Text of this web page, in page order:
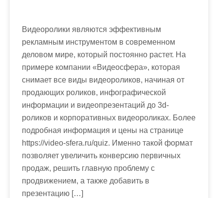
Видеоролики являются эффективным
рекламным инструментом в современном
деловом мире, который постоянно растет. На
примере компании «Видеосфера», которая
снимает все виды видеороликов, начиная от
продающих роликов, инфографической
информации и видеопрезентаций до 3d-
роликов и корпоративных видеороликах. Более
подробная информация и цены на странице
https://video-sfera.ru/quiz. Именно такой формат
позволяет увеличить конверсию первичных
продаж, решить главную проблему с
продвижением, а также добавить в
презентацию […]